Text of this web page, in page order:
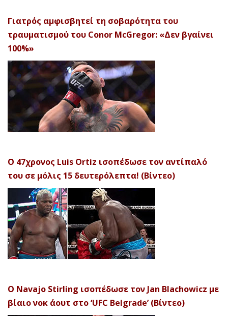
Γιατρός αμφισβητεί τη σοβαρότητα του
τραυματισμού του Conor McGregor: «Δεν βγαίνει
100%»
Ο 47χρονος Luis Ortiz ισοπέδωσε τον αντίπαλό
του σε μόλις 15 δευτερόλεπτα! (Βίντεο)
Ο Navajo Stirling ισοπέδωσε τον Jan Blachowicz με
βίαιο νοκ άουτ στο ‘UFC Belgrade’ (Βίντεο)